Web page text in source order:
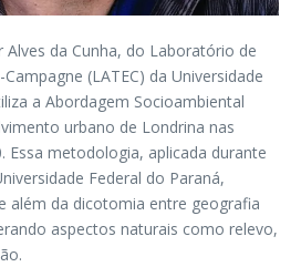
Alves da Cunha, do Laboratório de
(LATEC) da Universidade
a Abordagem Socioambiental
urbano de Londrina nas
Essa metodologia, aplicada durante
Federal do Paraná,
além da dicotomia entre geografia
aspectos naturais como relevo,